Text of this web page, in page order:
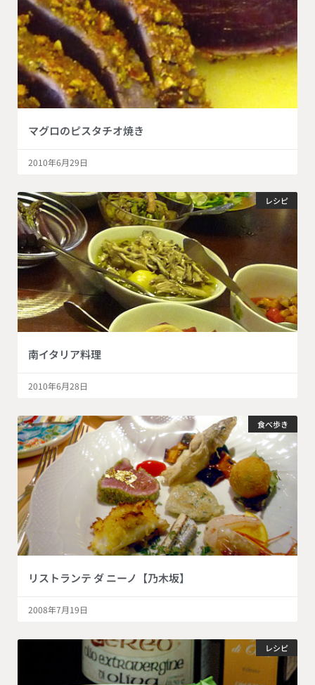
マグロのピスタチオ焼き
2010年6月29日
レシピ
南イタリア料理
2010年6月28日
食べ歩き
リストランテ ダ ニーノ【乃木坂】
2008年7月19日
レシピ